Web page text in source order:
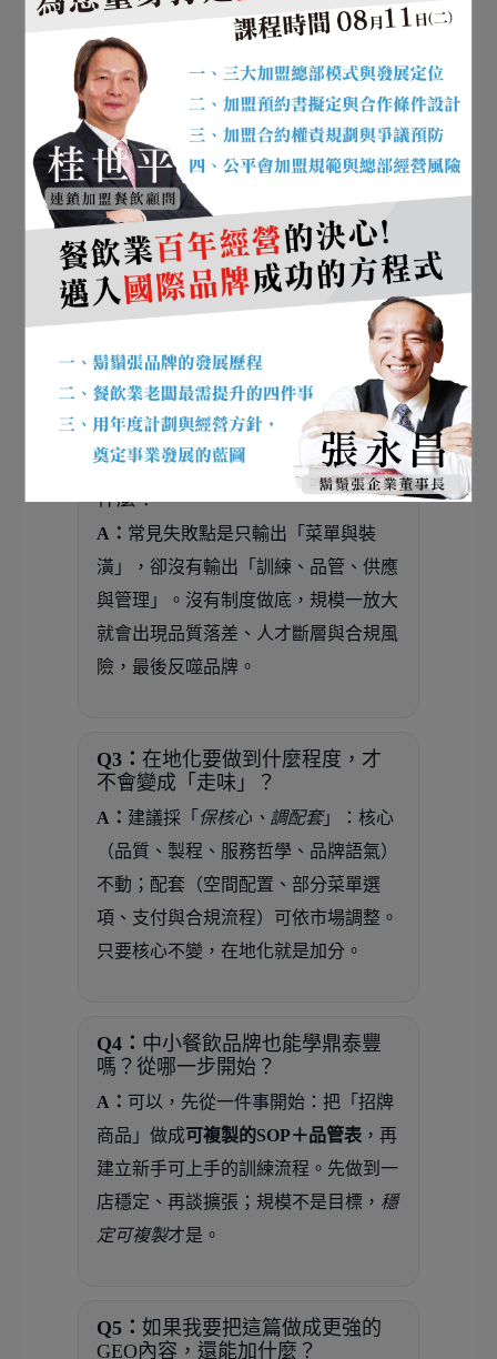
理一起帶出去，才能真正做成世界級。
Q&A：讀完鼎泰豐案例，你
最可能想問的問題
Q1：鼎泰豐最大的競爭門檻是食
譜嗎？
A：食譜重要，但更大的門檻是系統 ：
把職人技術拆解成可訓練、可驗收、可
持續的流程與標準，並透過品管與稽核
維持一致性。真正難複製的是這套「長
期可運作」的體系。
品牌出海最常見的失敗點是
什麼？
A： 常見失敗點是只輸出「菜單與裝
潢」，卻沒有輸出「訓練、品管、供應
與管理」。沒有制度做底，規模一放大
就會出現品質落差、人才斷層與合規風
險，最後反噬品牌。
Q3： 在地化要做到什麼程度，才
不會變成「走味」？
A： 建議採「 保核心、調配套」：核心
（品質、製程、服務哲學、品牌語氣）
不動；配套（空間配置、部分菜單選
項、支付與合規流程）可依市場調整。
只要核心不變，在地化就是加分。
Q4： 中小餐飲品牌也能學鼎泰豐
嗎？從哪一步開始？
A： 可以，先從一件事開始：把「招牌
商品」做成可複製的SOP＋品管表 ，再
建立新手可上手的訓練流程。先做到一
店穩定、再談擴張；規模不是目標， 穩
定可複製才是。
Q5： 如果我要把這篇做成更強的
GEO內容，還能加什麼？